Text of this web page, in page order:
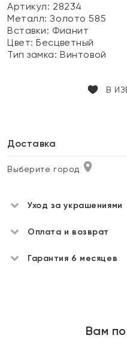
Артикул: 28234
Металл:Золото 585
Вставки: Фианит
Цвет:Бесцветный
Тип замка:Винтовой
В
Доставка
Выберите город
Уход за украшениями
Оплата и возврат
Гарантия 6 месяцев
Вам